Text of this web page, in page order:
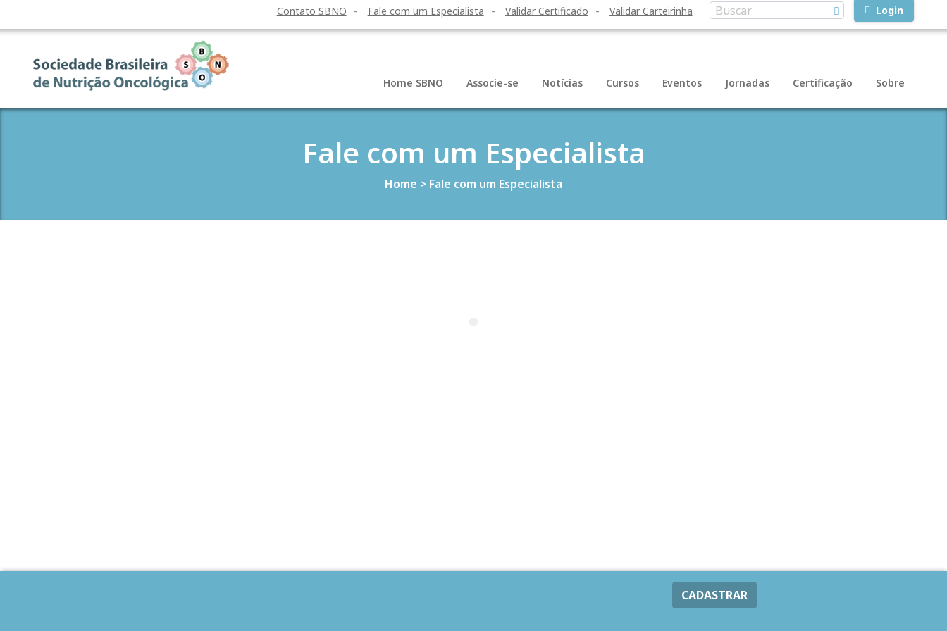
Contato SBNO Fale com um Especialista Validar Certificado Validar Carteirinha Login
Home SBNO Associe-se Notícias Cursos Eventos Jornadas Certificação Sobre
Fale com um Especialista
Home > Fale com um Especialista
CADASTRAR